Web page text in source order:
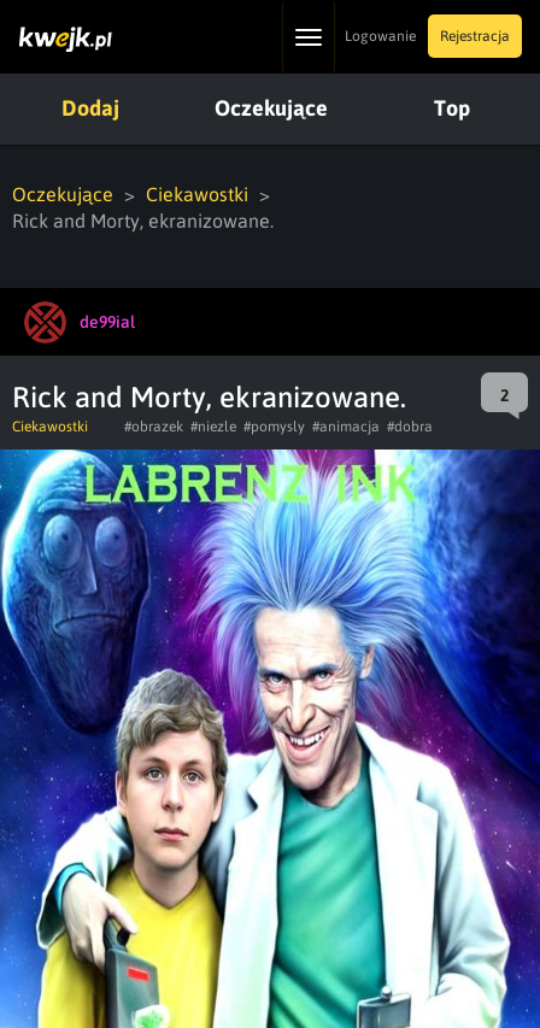
ToggleLogowanie Rejestracja
Dodaj Oczekujące Top
Oczekujące
Ciekawostki
Rick and Morty, ekranizowane.
de99ial
Rick and Morty, ekranizowane. 2
Ciekawostki #obrazek #niezle #pomysly #animacja #dobra